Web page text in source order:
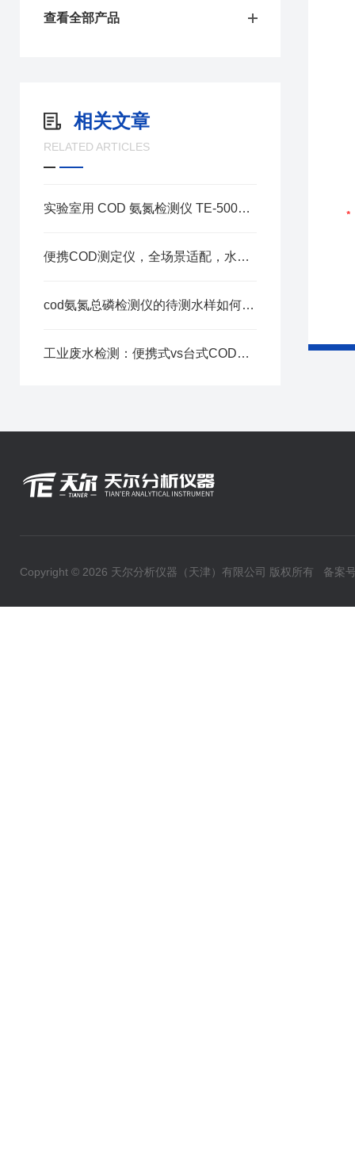
查看全部产品
相关文章
RELATED ARTICLES
实验室用 COD 氨氮检测仪 TE-5000Plus：智能化的实验室检测设计
便携COD测定仪，全场景适配，水质检测一机轻松搞定！
cod氨氮总磷检测仪的待测水样如何稀释？
工业废水检测：便携式vs台式COD仪，怎么选最合适？
Copyright © 2026 天尔分析仪器（天津）有限公司 版权所有 备案